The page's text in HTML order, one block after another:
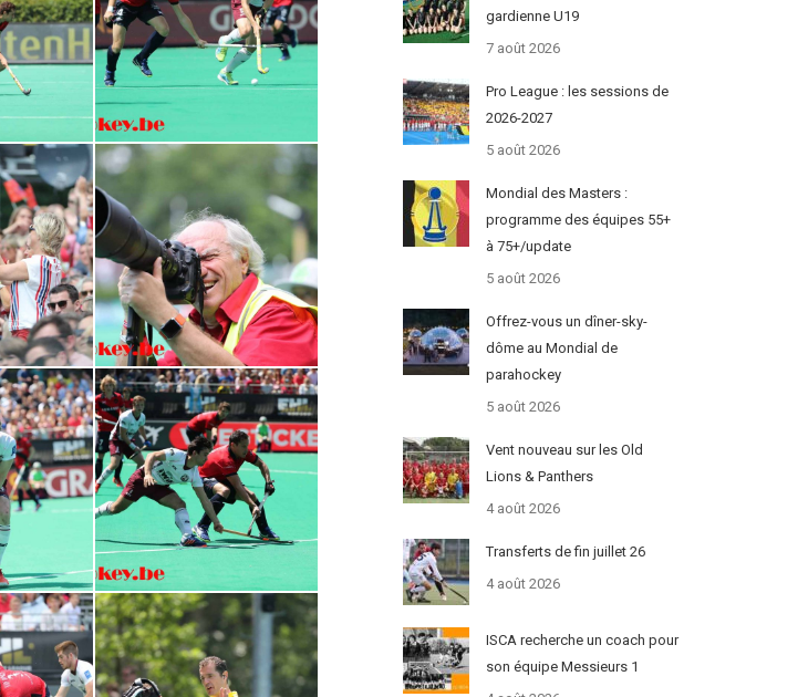
gardienne U19
7 août 2026
Pro League : les sessions de
2026-2027
5 août 2026
Mondial des Masters :
programme des équipes 55+
à 75+/update
5 août 2026
Offrez-vous un dîner-sky-
dôme au Mondial de
parahockey
5 août 2026
Vent nouveau sur les Old
Lions & Panthers
4 août 2026
Transferts de fin juillet 26
4 août 2026
ISCA recherche un coach pour
son équipe Messieurs 1